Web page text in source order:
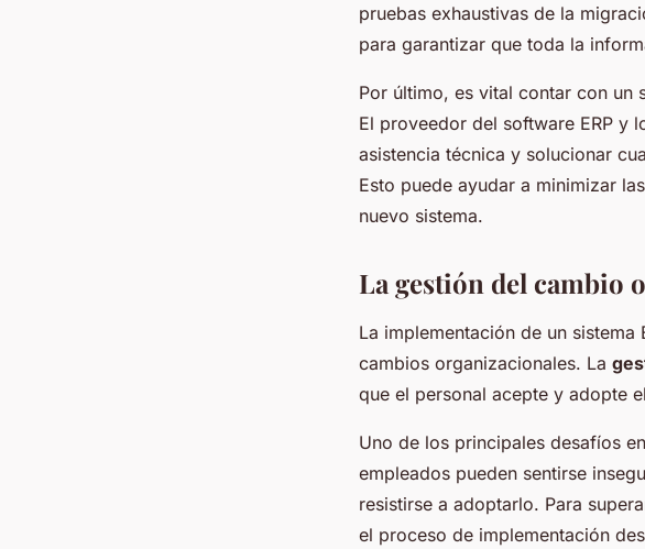
pruebas exhaustivas de la
para garantizar que toda la
Por último, es vital contar con un
El proveedor del software ERP y
asistencia técnica y solucionar
Esto puede ayudar a minimizar
nuevo sistema.
La gestión del cambio
La implementación de un
cambios organizacionales. La
que el personal acepte y adopte
Uno de los principales desafíos
empleados pueden sentirse
resistirse a adoptarlo. Para
el proceso de implementación